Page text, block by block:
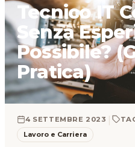
Tecnico IT
Senza
Possibile?
Pratica)
4 SETTEMBRE 2023 |
Lavoro e Carriera